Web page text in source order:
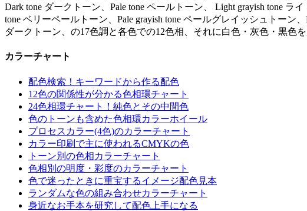
Dark tone ダークトーン、Pale tone ペールトーン、 Light grayish tone
tone ベリーペールトーン、Pale grayish tone ペールグレイッシュトーン
ダークトーン、の17色調と各色での12色相、それに白色・灰色・黒色
カラーチャート
配色検索！キーワードから作る配色
12色の関係性が分かる色相環チャート
24色相環チャート！純色とその中間色
色のトーンも含めた色相環カラーホイール
プロセスカラー(4色)のカラーチャート
カラー印刷で主に使われるCMYKの色
トーン別の色相カラーチャート
色相別の明度・彩度のカラーチャート
色で迷ったときに重宝するイメージ配色見本
ランダムな色の組み合わせカラーチャート
身近なお手本を研究して配色上手になる